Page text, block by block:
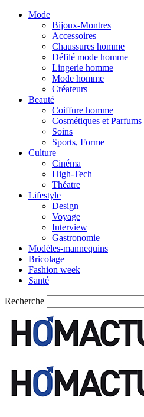
Mode
Bijoux-Montres
Accessoires
Chaussures homme
Défilé mode homme
Lingerie homme
Mode homme
Créateurs
Beauté
Coiffure homme
Cosmétiques et Parfums
Soins
Sports, Forme
Culture
Cinéma
High-Tech
Théatre
Lifestyle
Design
Voyage
Interview
Gastronomie
Modèles-mannequins
Bricolage
Fashion week
Santé
Recherche